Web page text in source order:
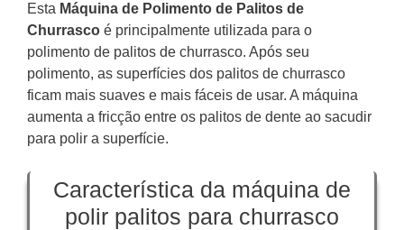
Esta Máquina de Polimento de Palitos de
Churrasco é principalmente utilizada para o
polimento de palitos de churrasco. Após seu
polimento, as superfícies dos palitos de churrasco
ficam mais suaves e mais fáceis de usar. A máquina
aumenta a fricção entre os palitos de dente ao sacudir
para polir a superfície.
Característica da máquina de
polir palitos para churrasco